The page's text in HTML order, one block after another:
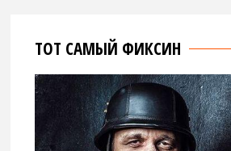
ТОТ САМЫЙ ФИКСИН